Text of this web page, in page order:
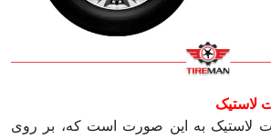
لاستیک
لاستیک به این صورت است که، بر روی